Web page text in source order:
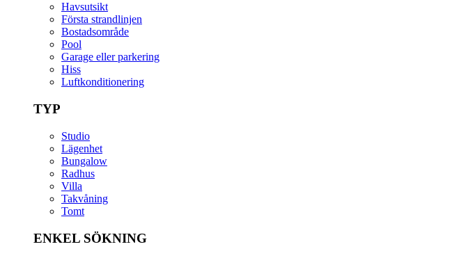
Havsutsikt
Första strandlinjen
Bostadsområde
Pool
Garage eller parkering
Hiss
Luftkonditionering
TYP
Studio
Lägenhet
Bungalow
Radhus
Villa
Takvåning
Tomt
ENKEL SÖKNING